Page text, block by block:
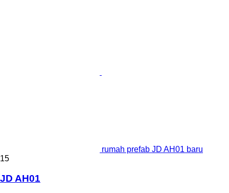
rumah prefab JD AH01 baru
15
JD AH01